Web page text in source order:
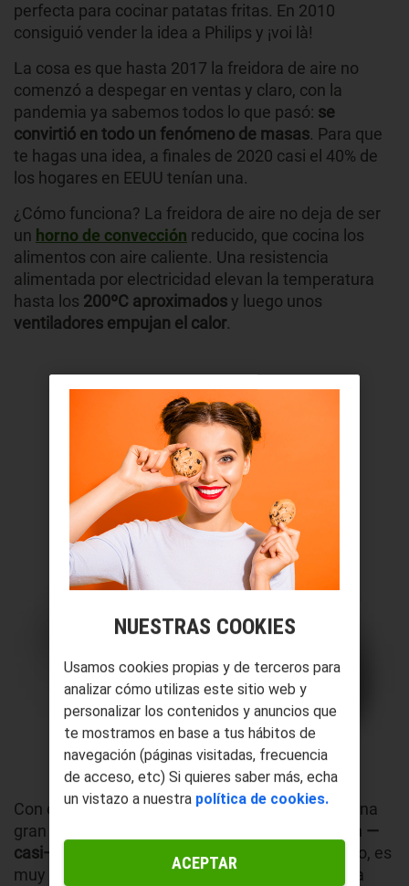
perfecta para cocinar patatas fritas. En 2010
consiguió vender la idea a Philips y ¡voi là!
La cosa es que hasta 2017 la freidora de aire no
comenzó a despegar en ventas y claro, con la
pandemia ya sabemos todos lo que pasó: se
convirtió en todo un fenómeno de masas. Para que
te hagas una idea, a finales de 2020 casi el 40% de
los hogares en EEUU tenían una.
¿Cómo funciona? La freidora de aire no deja de ser
un horno de convección reducido, que cocina los
alimentos con aire caliente. Una resistencia
alimentada por electricidad elevan la temperatura
hasta los 200ºC aproximadosy luego unos
ventiladores empujan el calor.
Con este sistema se logra cocinar alimentos a una
gran velocidad y, lo más importante de todo: con —
casi— nada de aceite
. ¿Te suena de algo? Exacto, es
muy parecido al horno, solo que optimizado para
NUESTRAS COOKIES
Usamos cookies propias y de terceros para
analizar cómo utilizas este sitio web y
personalizar los contenidos y anuncios que
te mostramos en base a tus hábitos de
navegación (páginas visitadas, frecuencia
de acceso, etc) Si quieres saber más, echa
un vistazo a nuestra política de cookies.
ACEPTAR